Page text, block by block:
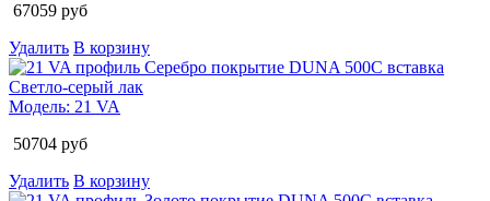
67059 руб
Удалить В корзину
Модель: 21 VA
50704 руб
Удалить В корзину